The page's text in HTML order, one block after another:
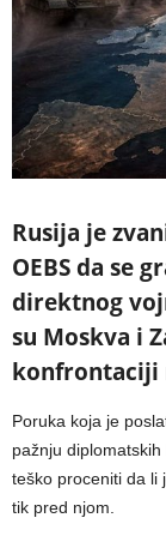
Rusija je
OEBS da se
direktnog
su Moskva i
konfrontaciji
Poruka koja je
pažnju
teško proceniti da li
tik pred njom.